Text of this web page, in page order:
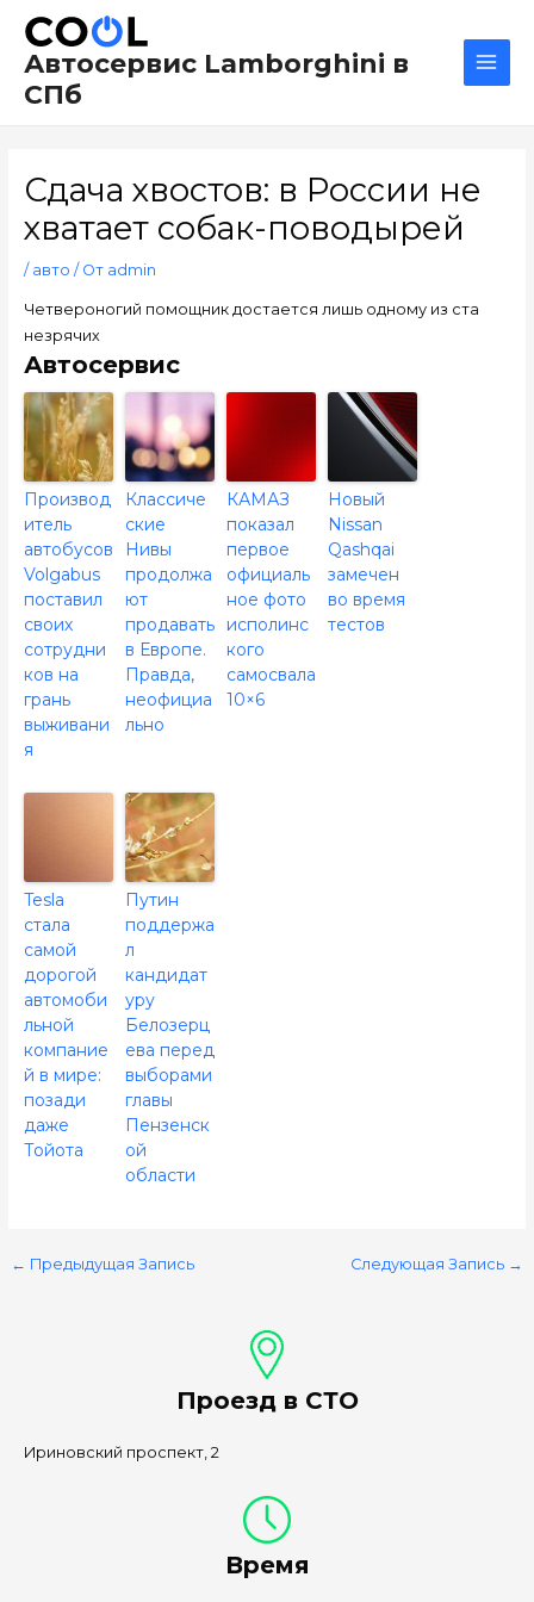
содержимому
Автосервис Lamborghini в
СПб
Сдача хвостов: в России не
хватает собак-поводырей
/ авто / От admin
Четвероногий помощник достается лишь одному из ста
незрячих
Автосервис
Производ
итель
автобусов
Volgabus
поставил
своих
сотрудни
ков на
грань
выживани
я
Классиче
ские
Нивы
продолжа
ют
продавать
в Европе.
Правда,
неофициа
льно
КАМАЗ
показал
первое
официаль
ное фото
исполинс
кого
самосвала
10×6
Новый
Nissan
Qashqai
замечен
во время
тестов
Tesla
стала
самой
дорогой
автомоби
льной
компание
й в мире:
позади
даже
Тойота
Путин
поддержа
л
кандидат
уру
Белозерц
ева перед
выборами
главы
Пензенск
ой
области
по
записям
← Предыдущая Запись Следующая Запись →
Проезд в СТО
Ириновский проспект, 2
Время